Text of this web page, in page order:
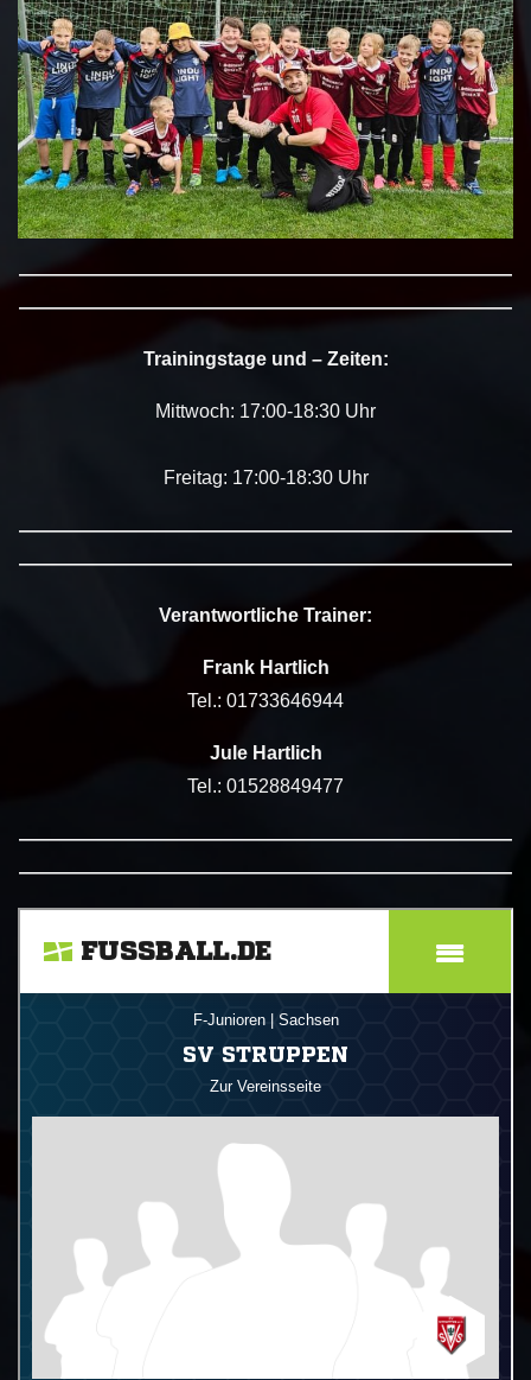
——————————————————————————
——————————————————————————
Trainingstage und – Zeiten:
Mittwoch: 17:00-18:30 Uhr
Freitag: 17:00-18:30 Uhr
——————————————————————————
——————————————————————————
Verantwortliche Trainer:
Frank Hartlich
Tel.: 01733646944
Jule Hartlich
Tel.: 01528849477
——————————————————————————
——————————————————————————